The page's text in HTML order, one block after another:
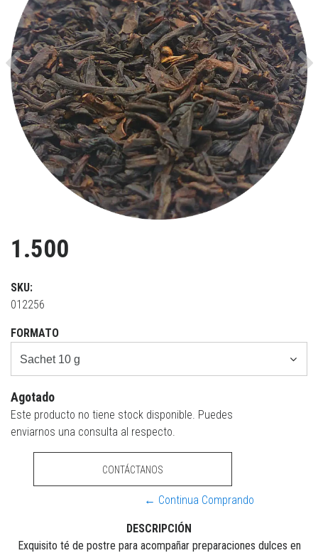
Previous
1.500
SKU:
012256
FORMATO
Agotado
Este producto no tiene stock disponible. Puedes
enviarnos una consulta al respecto.
CONTÁCTANOS
← Continua Comprando
DESCRIPCIÓN
Exquisito té de postre para acompañar preparaciones dulces en